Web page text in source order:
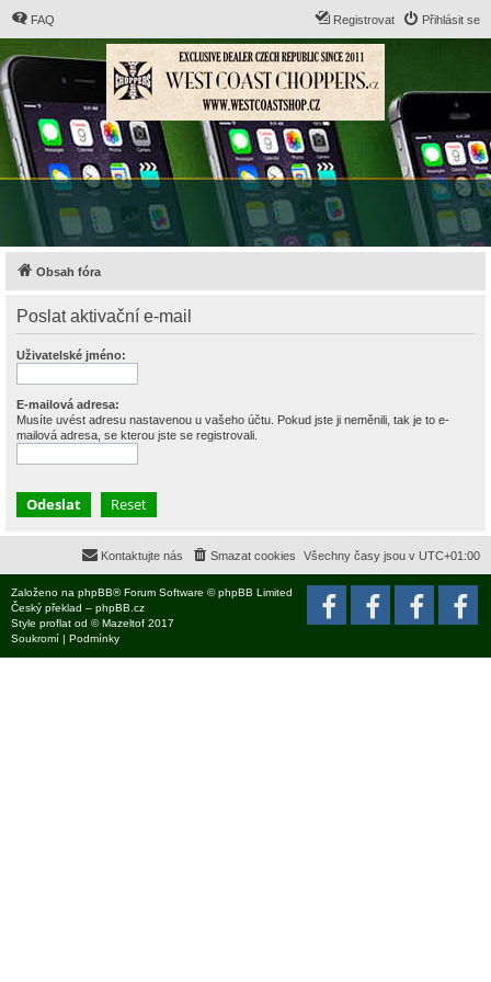
FAQ Přihlásit se
Registrovat
Obsah fóra
Poslat aktivační e-mail
Uživatelské jméno:
E-mailová adresa:
Musíte uvést adresu nastavenou u vašeho účtu. Pokud jste ji neměnili, tak je to e-
mailová adresa, se kterou jste se registrovali.
Všechny časy jsou v UTC+01:00
Smazat cookies
Kontaktujte nás
Založeno na phpBB® Forum Software © phpBB Limited
Český překlad – phpBB.cz
Style proflat od ©Mazeltof 2017
Soukromí | Podmínky